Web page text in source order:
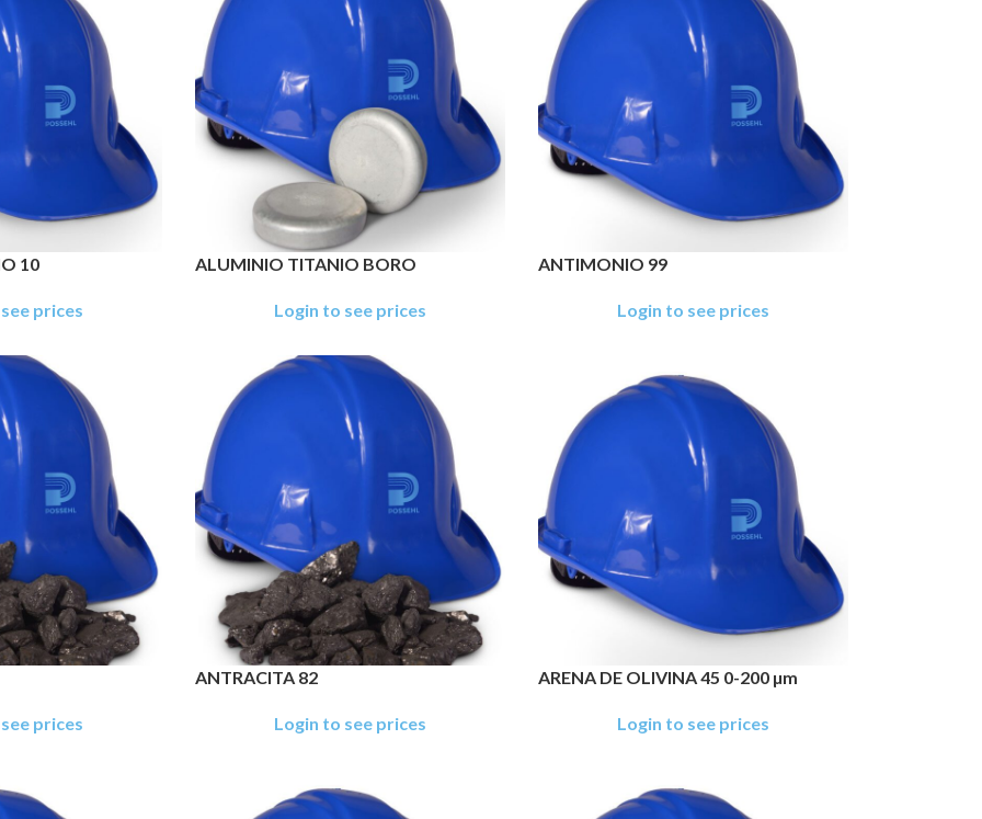
10
prices
ALUMINIO TITANIO BORO
Login to see prices
ANTIMONIO 99
Login to see prices
prices
ANTRACITA 82
Login to see prices
ARENA DE OLIVINA 45 0-200 µm
Login to see prices